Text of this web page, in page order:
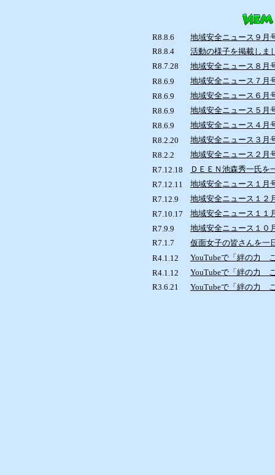
R8.8.6
地域安全ニュース９月
R8.8.4
活動の様子を掲載しま
R8.7.28
地域安全ニュース８月
R8.6.9
地域安全ニュース７月
R8.6.9
地域安全ニュース６月
R8.6.9
地域安全ニュース５月
R8.6.9
地域安全ニュース４月
R8.2.20
地域安全ニュース３月
R8.2.2
地域安全ニュース２月
R7.12.18
ＤＥＥＮ池森秀一氏を
R7.12.11
地域安全ニュース１月
R7.12.9
地域安全ニュース１２
R7.10.17
地域安全ニュース１１
R7.9.9
地域安全ニュース１０
R7.1.7
仮面女子の皆さんを一
R4.1.12
YouTubeで「絆の力
R4.1.12
YouTubeで「絆の力
R3.6.21
YouTubeで「絆の力